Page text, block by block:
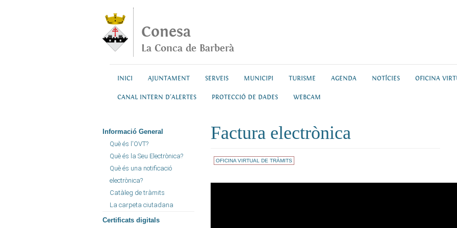
Conesa
La Conca de Barberà
INICI AJUNTAMENT SERVEIS MUNICIPI TURISME AGENDA NOTÍCIES OFICINA
CANAL INTERN D'ALERTES PROTECCIÓ DE DADES WEBCAM
Informació General
Què és l'OVT?
Què és la Seu Electrònica?
Què és una notificació
electrònica?
Catàleg de tràmits
La carpeta ciutadana
Certificats digitals
Factura electrònica
OFICINA VIRTUAL DE TRÀMITS